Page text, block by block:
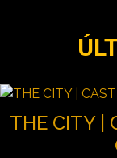
THE CITY |